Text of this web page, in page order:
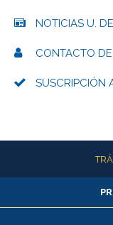
NOTICIAS U.
CONTACTO
SUSCRIPCIÓN
Más